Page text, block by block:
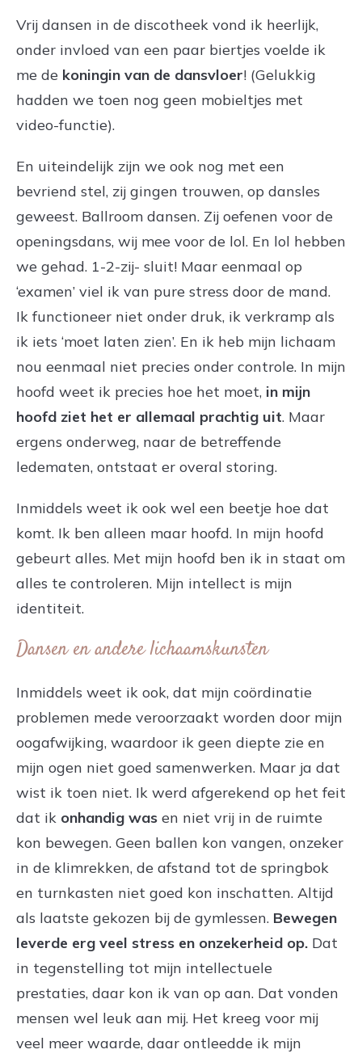
Vrij dansen in de discotheek vond ik heerlijk,
onder invloed van een paar biertjes voelde ik
me de koningin van de dansvloer! (Gelukkig
hadden we toen nog geen mobieltjes met
video-functie).
En uiteindelijk zijn we ook nog met een
bevriend stel, zij gingen trouwen, op dansles
geweest. Ballroom dansen. Zij oefenen voor de
openingsdans, wij mee voor de lol. En lol hebben
we gehad. 1-2-zij- sluit! Maar eenmaal op
‘examen’ viel ik van pure stress door de mand.
Ik functioneer niet onder druk, ik verkramp als
ik iets ‘moet laten zien’. En ik heb mijn lichaam
nou eenmaal niet precies onder controle. In mijn
hoofd weet ik precies hoe het moet, in mijn
hoofd ziet het er allemaal prachtig uit. Maar
ergens onderweg, naar de betreffende
ledematen, ontstaat er overal storing.
Inmiddels weet ik ook wel een beetje hoe dat
komt. Ik ben alleen maar hoofd. In mijn hoofd
gebeurt alles. Met mijn hoofd ben ik in staat om
alles te controleren. Mijn intellect is mijn
identiteit.
Dansen en andere lichaamskunsten
Inmiddels weet ik ook, dat mijn coördinatie
problemen mede veroorzaakt worden door mijn
oogafwijking, waardoor ik geen diepte zie en
mijn ogen niet goed samenwerken. Maar ja dat
wist ik toen niet. Ik werd afgerekend op het feit
dat ik onhandig was en niet vrij in de ruimte
kon bewegen. Geen ballen kon vangen, onzeker
in de klimrekken, de afstand tot de springbok
en turnkasten niet goed kon inschatten. Altijd
als laatste gekozen bij de gymlessen. Bewegen
leverde erg veel stress en onzekerheid op. Dat
in tegenstelling tot mijn intellectuele
prestaties, daar kon ik van op aan. Dat vonden
mensen wel leuk aan mij. Het kreeg voor mij
veel meer waarde, daar ontleedde ik mijn